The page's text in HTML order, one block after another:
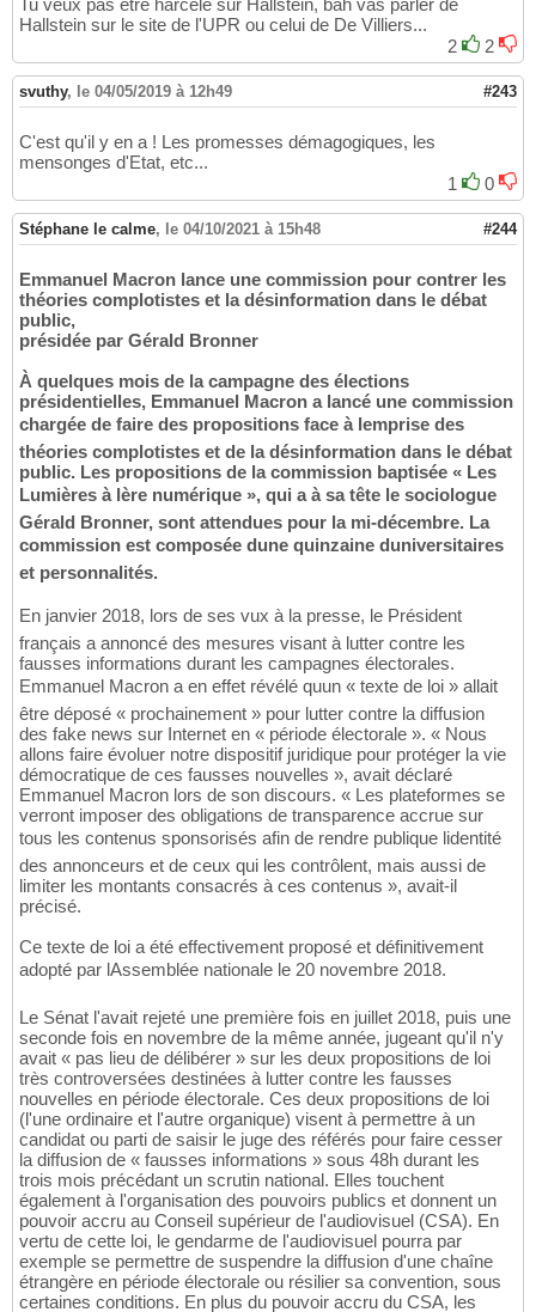
Hallstein sur le site de l'UPR ou celui de De Villiers...
2
2
svuthy, le 04/05/2019 à 12h49 #243
C'est qu'il y en a ! Les promesses démagogiques, les
mensonges d'Etat, etc...
1
0
Stéphane le calme, le 04/10/2021 à 15h48 #244
Emmanuel Macron lance une commission pour contrer les
théories complotistes et la désinformation dans le débat
public,
présidée par Gérald Bronner
À quelques mois de la campagne des élections
présidentielles, Emmanuel Macron a lancé une commission
chargée de faire des propositions face à lemprise des
théories complotistes et de la désinformation dans le débat
public. Les propositions de la commission baptisée « Les
Lumières à lère numérique », qui a à sa tête le sociologue
Gérald Bronner, sont attendues pour la mi-décembre. La
commission est composée dune quinzaine duniversitaires
et personnalités.
En janvier 2018, lors de ses vux à la presse, le Président
français a annoncé des mesures visant à lutter contre les
fausses informations durant les campagnes électorales.
Emmanuel Macron a en effet révélé quun « texte de loi » allait
être déposé « prochainement » pour lutter contre la diffusion
des fake news sur Internet en « période électorale ». « Nous
allons faire évoluer notre dispositif juridique pour protéger la vie
démocratique de ces fausses nouvelles », avait déclaré
Emmanuel Macron lors de son discours. « Les plateformes se
verront imposer des obligations de transparence accrue sur
tous les contenus sponsorisés afin de rendre publique lidentité
des annonceurs et de ceux qui les contrôlent, mais aussi de
limiter les montants consacrés à ces contenus », avait-il
précisé.
Ce texte de loi a été effectivement proposé et définitivement
adopté par lAssemblée nationale le 20 novembre 2018.
Le Sénat l'avait rejeté une première fois en juillet 2018, puis une
seconde fois en novembre de la même année, jugeant qu'il n'y
avait « pas lieu de délibérer » sur les deux propositions de loi
très controversées destinées à lutter contre les fausses
nouvelles en période électorale. Ces deux propositions de loi
(l'une ordinaire et l'autre organique) visent à permettre à un
candidat ou parti de saisir le juge des référés pour faire cesser
la diffusion de « fausses informations » sous 48h durant les
trois mois précédant un scrutin national. Elles touchent
également à l'organisation des pouvoirs publics et donnent un
pouvoir accru au Conseil supérieur de l'audiovisuel (CSA). En
vertu de cette loi, le gendarme de l'audiovisuel pourra par
exemple se permettre de suspendre la diffusion d'une chaîne
étrangère en période électorale ou résilier sa convention, sous
certaines conditions. En plus du pouvoir accru du CSA, les